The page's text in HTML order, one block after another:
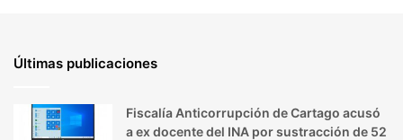
Últimas publicaciones
Fiscalía Anticorrupción de Cartago acusó
a ex docente del INA por sustracción de 52